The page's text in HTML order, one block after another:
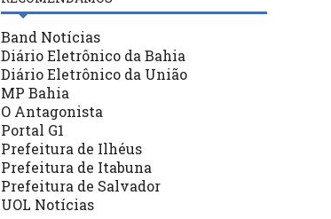
Band Notícias
Diário Eletrônico da Bahia
Diário Eletrônico da União
MP Bahia
O Antagonista
Portal G1
Prefeitura de Ilhéus
Prefeitura de Itabuna
Prefeitura de Salvador
UOL Notícias